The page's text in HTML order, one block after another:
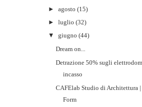
►agosto (15)
►luglio (32)
▼
giugno (44)
Dream on...
Detrazione 50% sugli
incasso
CAFElab Studio di Architettura
Form